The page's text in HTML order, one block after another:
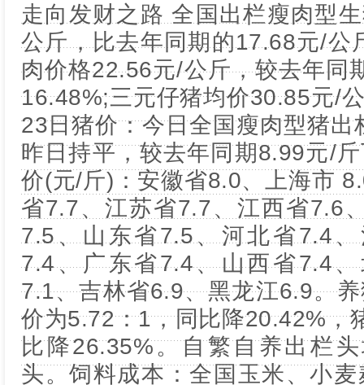
走向发财之路 全国出栏瘦肉型
公斤，比去年同期的17.68元/公
肉价格22.56元/公斤，较去年同
16.48%;三元仔猪均价30.85元/
23日猪价：今日全国瘦肉型猪
昨日持平，较去年同期8.99元/
价(元/斤)：安徽省8.0、上海市
省7.7、江苏省7.7、江西省7.6
7.5、山东省7.5、河北省7.4
7.4、广东省7.4、山西省7.4
7.1、吉林省6.9、黑龙江6.9。
价为5.72：1，同比降20.42%，
比降26.35%。自繁自养出栏
头。饲料成本：全国玉米、小